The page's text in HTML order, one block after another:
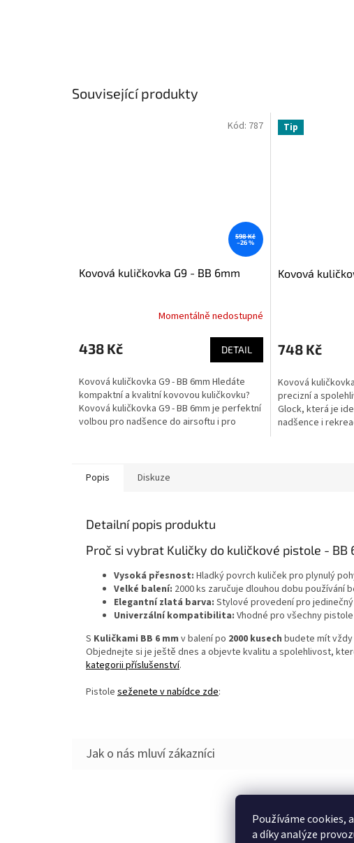
Používáme cookies,
a díky analýze
Související produkty
598 Kč
–26 %
Kovová kuličkovka G9 - BB 6mm
Momentálně nedostupné
438 Kč DETAIL
Kovová kuličkovka G9 - BB 6mm Hledáte
kompaktní a kvalitní kovovou kuličkovku?
Kovová kuličkovka G9 - BB 6mm je perfektní
volbou pro nadšence do airsoftu i pro
Kód: 787 Tip
Kovová
748 Kč
Kovová
precizní a
Glock, která je
nadšence i
Popis Diskuze
Detailní popis produktu
Proč si vybrat Kuličky do kuličkové pistole - BB
Vysoká přesnost: Hladký povrch kuliček pro plynulý
Velké balení: 2000 ks zaručuje dlouhou dobu používání
Elegantní zlatá barva: Stylové provedení pro
Univerzální kompatibilita: Vhodné pro všechny pistole
S Kuličkami BB 6 mm v balení po 2000 kusech budete mít
Objednejte si je ještě dnes a objevte kvalitu a spolehlivost,
kategorii příslušenství.
Pistole seženete v nabídce zde: